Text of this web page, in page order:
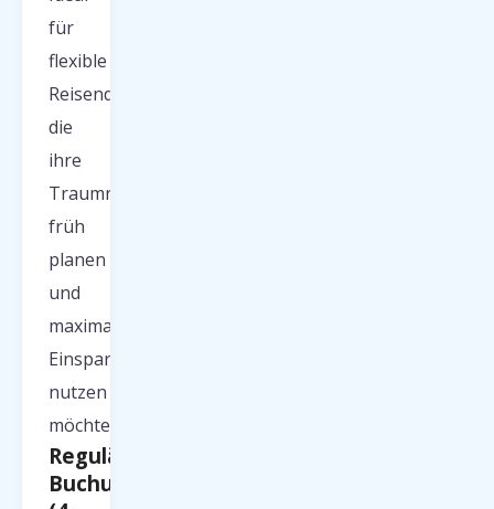
für
flexible
Reisende,
die
ihre
Traumreise
früh
planen
und
maximale
Einsparungen
nutzen
möchten.
Reguläre
Buchungen